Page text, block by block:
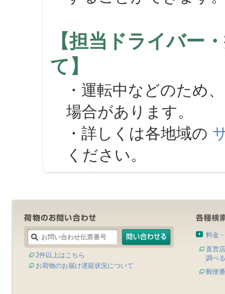
【担当ドライバー
て】
・運転中などのため
場合があります。
・詳しくは各地域の
ください。
2件以上はこちら
お荷物のお届け遅延状況について
料金
直営
調べる
郵便